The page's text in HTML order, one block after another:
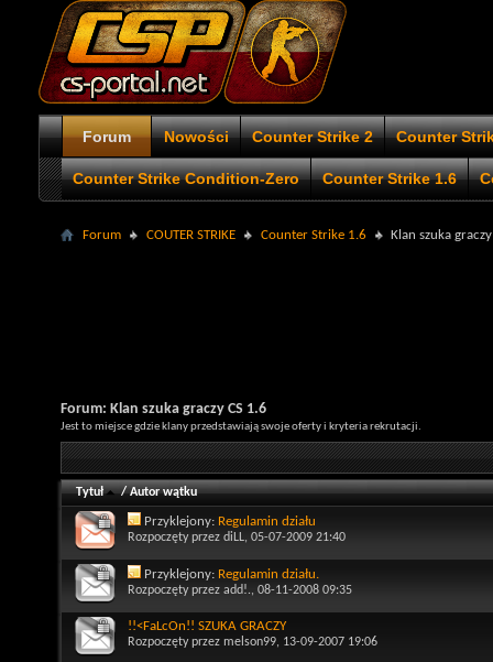
Forum Nowości Counter Strike 2 Counter
Counter Strike Condition-Zero Counter Strike 1.6
Forum COUTER STRIKE Counter Strike 1.6 Klan szuka
Forum: Klan szuka graczy CS 1.6
Jest to miejsce gdzie klany przedstawiają swoje oferty i kryteria rekrutacji.
Tytuł /Autor wątku
Przyklejony: Regulamin działu
Rozpoczęty przez diLL, 05-07-2009 21:40
Przyklejony: Regulamin działu.
Rozpoczęty przez add!., 08-11-2008 09:35
!!<FaLcOn!! SZUKA GRACZY
Rozpoczęty przez melson99, 13-09-2007 19:06